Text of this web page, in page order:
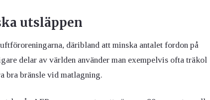
utsläppen
däribland att minska antalet fordon på
delar av världen använder man exempelvis ofta träkol
bra bränsle vid matlagning.